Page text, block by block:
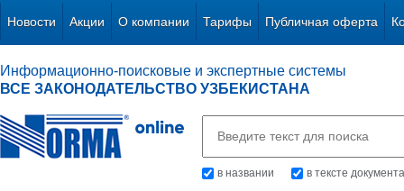
Новости Акции О компании Тарифы Публичная оферта
Информационно-поисковые и экспертные системы
ВСЕ ЗАКОНОДАТЕЛЬСТВО УЗБЕКИСТАНА
в названии в тексте документа